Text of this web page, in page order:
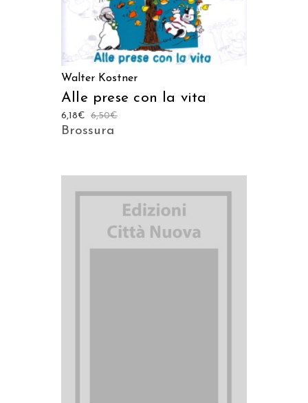
LEGGI TUTTO
Walter Kostner
Alle prese con la vita
6,50€
6,18€
Brossura